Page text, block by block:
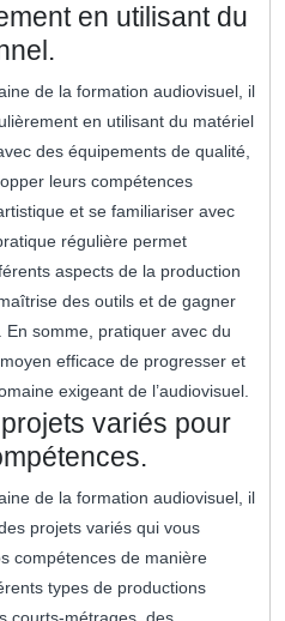
en utilisant du
de la formation audiovisuel, il
en utilisant du matériel
des équipements de qualité,
leurs compétences
et se familiariser avec
régulière permet
aspects de la production
des outils et de gagner
somme, pratiquer avec du
efficace de progresser et
exigeant de l’audiovisuel.
variés pour
de la formation audiovisuel, il
projets variés qui vous
compétences de manière
types de productions